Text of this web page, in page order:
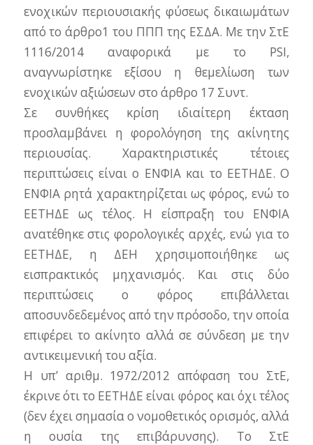
ενοχικών περιουσιακής φύσεως δικαιωμάτων
από το άρθρο1 του ΠΠΠ της ΕΣΔΑ. Με την ΣτΕ
1116/2014 αναφορικά με το PSI,
αναγνωρίστηκε εξίσου η θεμελίωση των
ενοχικών αξιώσεων στο άρθρο 17 Συντ.
Σε συνθήκες κρίση ιδιαίτερη έκταση
προσλαμβάνει η φορολόγηση της ακίνητης
περιουσίας. Χαρακτηριστικές τέτοιες
περιπτώσεις είναι ο ΕΝΦΙΑ και το ΕΕΤΗΔΕ. Ο
ΕΝΦΙΑ ρητά χαρακτηρίζεται ως φόρος, ενώ το
ΕΕΤΗΔΕ ως τέλος. Η είσπραξη του ΕΝΦΙΑ
ανατέθηκε στις φορολογικές αρχές, ενώ για το
ΕΕΤΗΔΕ, η ΔΕΗ χρησιμοποιήθηκε ως
εισπρακτικός μηχανισμός. Και στις δύο
περιπτώσεις ο φόρος επιβάλλεται
αποσυνδεδεμένος από την πρόσοδο, την οποία
επιφέρει το ακίνητο αλλά σε σύνδεση με την
αντικειμενική του αξία.
Η υπ’ αριθμ. 1972/2012 απόφαση του ΣτΕ,
έκρινε ότι το ΕΕΤΗΔΕ είναι φόρος και όχι τέλος
(δεν έχει σημασία ο νομοθετικός ορισμός, αλλά
η ουσία της επιβάρυνσης). Το ΣτΕ